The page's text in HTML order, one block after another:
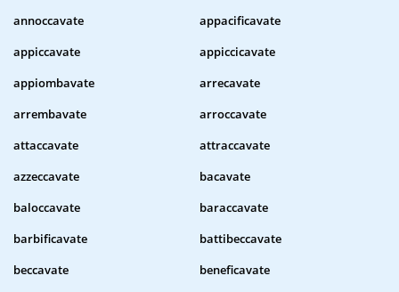
annoccavate
appacificavate
appiccavate
appiccicavate
appiombavate
arrecavate
arrembavate
arroccavate
attaccavate
attraccavate
azzeccavate
bacavate
baloccavate
baraccavate
barbificavate
battibeccavate
beccavate
beneficavate